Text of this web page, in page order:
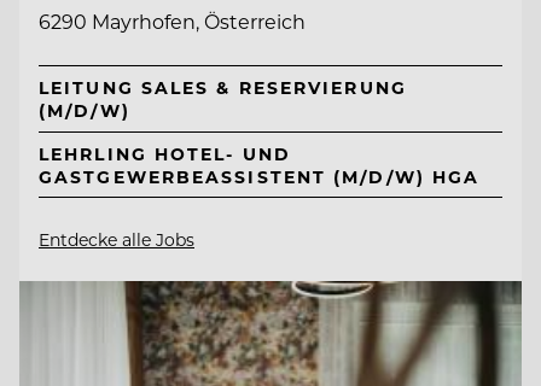
6290 Mayrhofen, Österreich
LEITUNG SALES & RESERVIERUNG
(M/D/W)
LEHRLING HOTEL- UND
GASTGEWERBEASSISTENT (M/D/W) HGA
Entdecke alle Jobs